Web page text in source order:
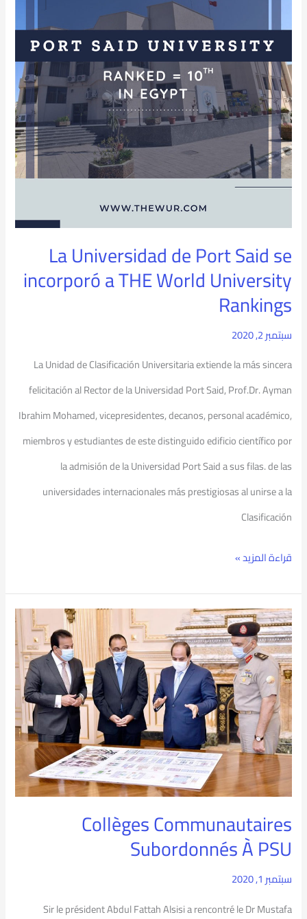
La Universidad de Port Said se
incorporó a THE World University
Rankings
سبتمبر 2, 2020
La Unidad de Clasificación Universitaria extiende la más sincera
felicitación al Rector de la Universidad Port Said, Prof.Dr. Ayman
Ibrahim Mohamed, vicepresidentes, decanos, personal académico,
miembros y estudiantes de este distinguido edificio científico por
la admisión de la Universidad Port Said a sus filas. de las
universidades internacionales más prestigiosas al unirse a la
Clasificación
Port
Said
se
incorporó
a
THE
World
قراءة المزيد »
Collèges Communautaires
Subordonnés À PSU
سبتمبر 1, 2020
Sir le président Abdul Fattah Alsisi a rencontré le Dr Mustafa
Collèges
Communautaires
Subordonnés
À
PSU